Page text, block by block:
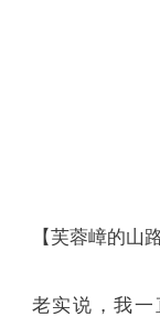
【芙蓉嶂的山
老实说，我